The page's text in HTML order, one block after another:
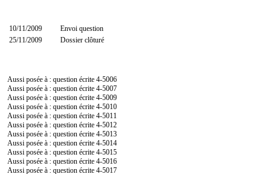
10/11/2009
Envoi question
25/11/2009
Dossier clôturé
Aussi posée à : question écrite 4-5006
Aussi posée à : question écrite 4-5007
Aussi posée à : question écrite 4-5009
Aussi posée à : question écrite 4-5010
Aussi posée à : question écrite 4-5011
Aussi posée à : question écrite 4-5012
Aussi posée à : question écrite 4-5013
Aussi posée à : question écrite 4-5014
Aussi posée à : question écrite 4-5015
Aussi posée à : question écrite 4-5016
Aussi posée à : question écrite 4-5017